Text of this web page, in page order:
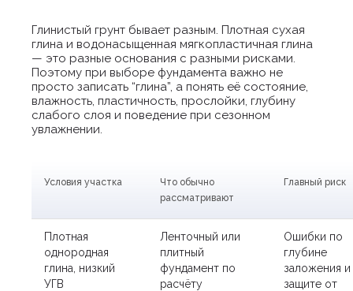
Глинистый грунт бывает разным. Плотная сухая
глина и водонасыщенная мягкопластичная глина
— это разные основания с разными рисками.
Поэтому при выборе фундамента важно не
просто записать “глина”, а понять её состояние,
влажность, пластичность, прослойки, глубину
слабого слоя и поведение при сезонном
увлажнении.
Условия участка
Что обычно
рассматривают
Главный риск
Плотная
однородная
глина, низкий
УГВ
Ленточный или
плитный
фундамент по
расчёту
Ошибки по
глубине
заложения и
защите от